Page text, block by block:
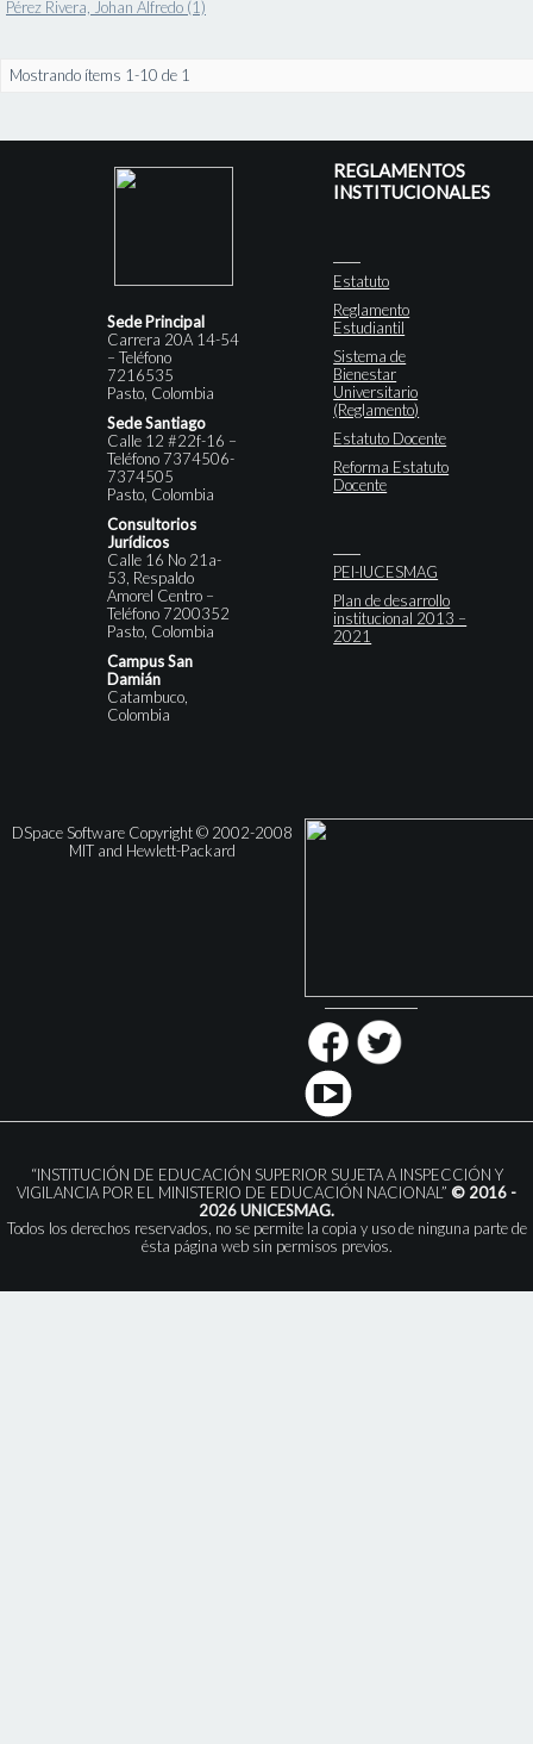
Pérez Rivera, Johan Alfredo (1)
Mostrando ítems 1-10 de 1
Sede Principal
Carrera 20A 14-54
– Teléfono
7216535
Pasto, Colombia
Sede Santiago
Calle 12 #22f-16 –
Teléfono 7374506-
7374505
Pasto, Colombia
Consultorios
Jurídicos
Calle 16 No 21a-
53, Respaldo
Amorel Centro –
Teléfono 7200352
Pasto, Colombia
Campus San
Damián
Catambuco,
Colombia
REGLAMENTOS
INSTITUCIONALES
Estatuto
Reglamento
Estudiantil
Sistema de
Bienestar
Universitario
(Reglamento)
Estatuto Docente
Reforma Estatuto
Docente
PEI-IUCESMAG
Plan de desarrollo
institucional 2013 –
2021
DSpace Software Copyright © 2002-2008
MIT and Hewlett-Packard
“INSTITUCIÓN DE EDUCACIÓN SUPERIOR SUJETA A INSPECCIÓN Y
VIGILANCIA POR EL MINISTERIO DE EDUCACIÓN NACIONAL” © 2016 -
2026 UNICESMAG.
Todos los derechos reservados, no se permite la copia y uso de ninguna parte de
ésta página web sin permisos previos.